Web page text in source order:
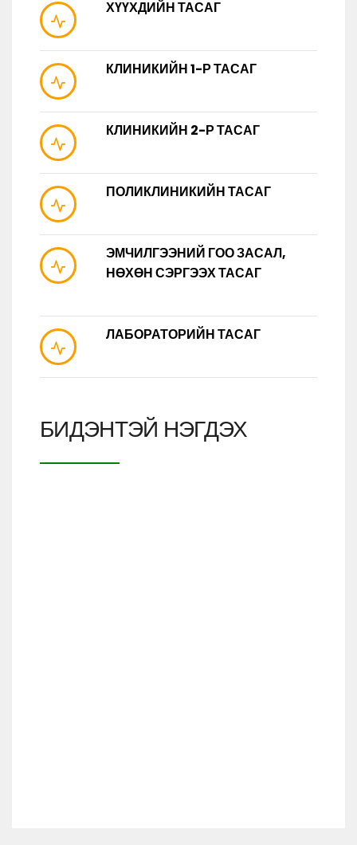
ХҮҮХДИЙН ТАСАГ
КЛИНИКИЙН 1-Р ТАСАГ
КЛИНИКИЙН 2-Р ТАСАГ
ПОЛИКЛИНИКИЙН ТАСАГ
ЭМЧИЛГЭЭНИЙ ГОО ЗАСАЛ,
НӨХӨН СЭРГЭЭХ ТАСАГ
ЛАБОРАТОРИЙН ТАСАГ
БИДЭНТЭЙ НЭГДЭХ